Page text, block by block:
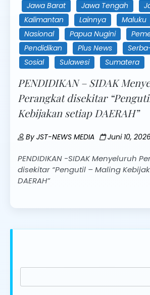
Jawa Barat
Jawa Tengah
Kalimantan
Lainnya Maluku
Nasional
Papua Nugini
Pendidikan
Plus News
Sosial
Sulawesi Sumatera
PENDIDIKAN – SIDAK
Perangkat disekitar
Kebijakan setiap DAERAH”
ByJST-NEWS MEDIA Juni 10,
PENDIDIKAN -SIDAK Menyeluruh
disekitar “Pengutil – Maling
DAERAH”